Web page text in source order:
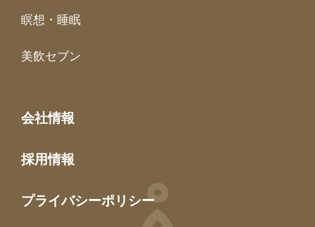
瞑想・睡眠
美飲セブン
会社情報
採用情報
プライバシーポリシー